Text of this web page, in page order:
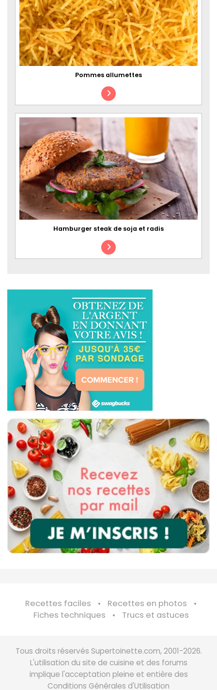
Pommes allumettes
Hamburger steak de soja et radis
Recettes faciles
Recettes en photos
Fiches techniques
Trucs et astuces
Tous droits réservés Supertoinette.com, 2001-2026.
L'utilisation du site de cuisine et des forums
implique l'acceptation pleine et entière des
Conditions Générales d'Utilisation